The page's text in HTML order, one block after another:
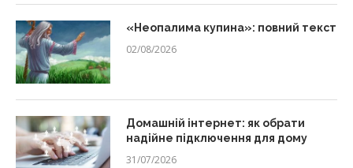
«Неопалима купина»: повний текст
02/08/2026
Домашній інтернет: як обрати
надійне підключення для дому
31/07/2026